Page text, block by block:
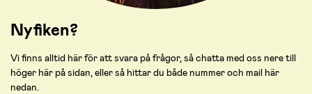
Nyfiken?
Vi finns alltid här för att svara på frågor, så chatta med oss nere till
höger här på sidan, eller så hittar du både nummer och mail här
nedan.